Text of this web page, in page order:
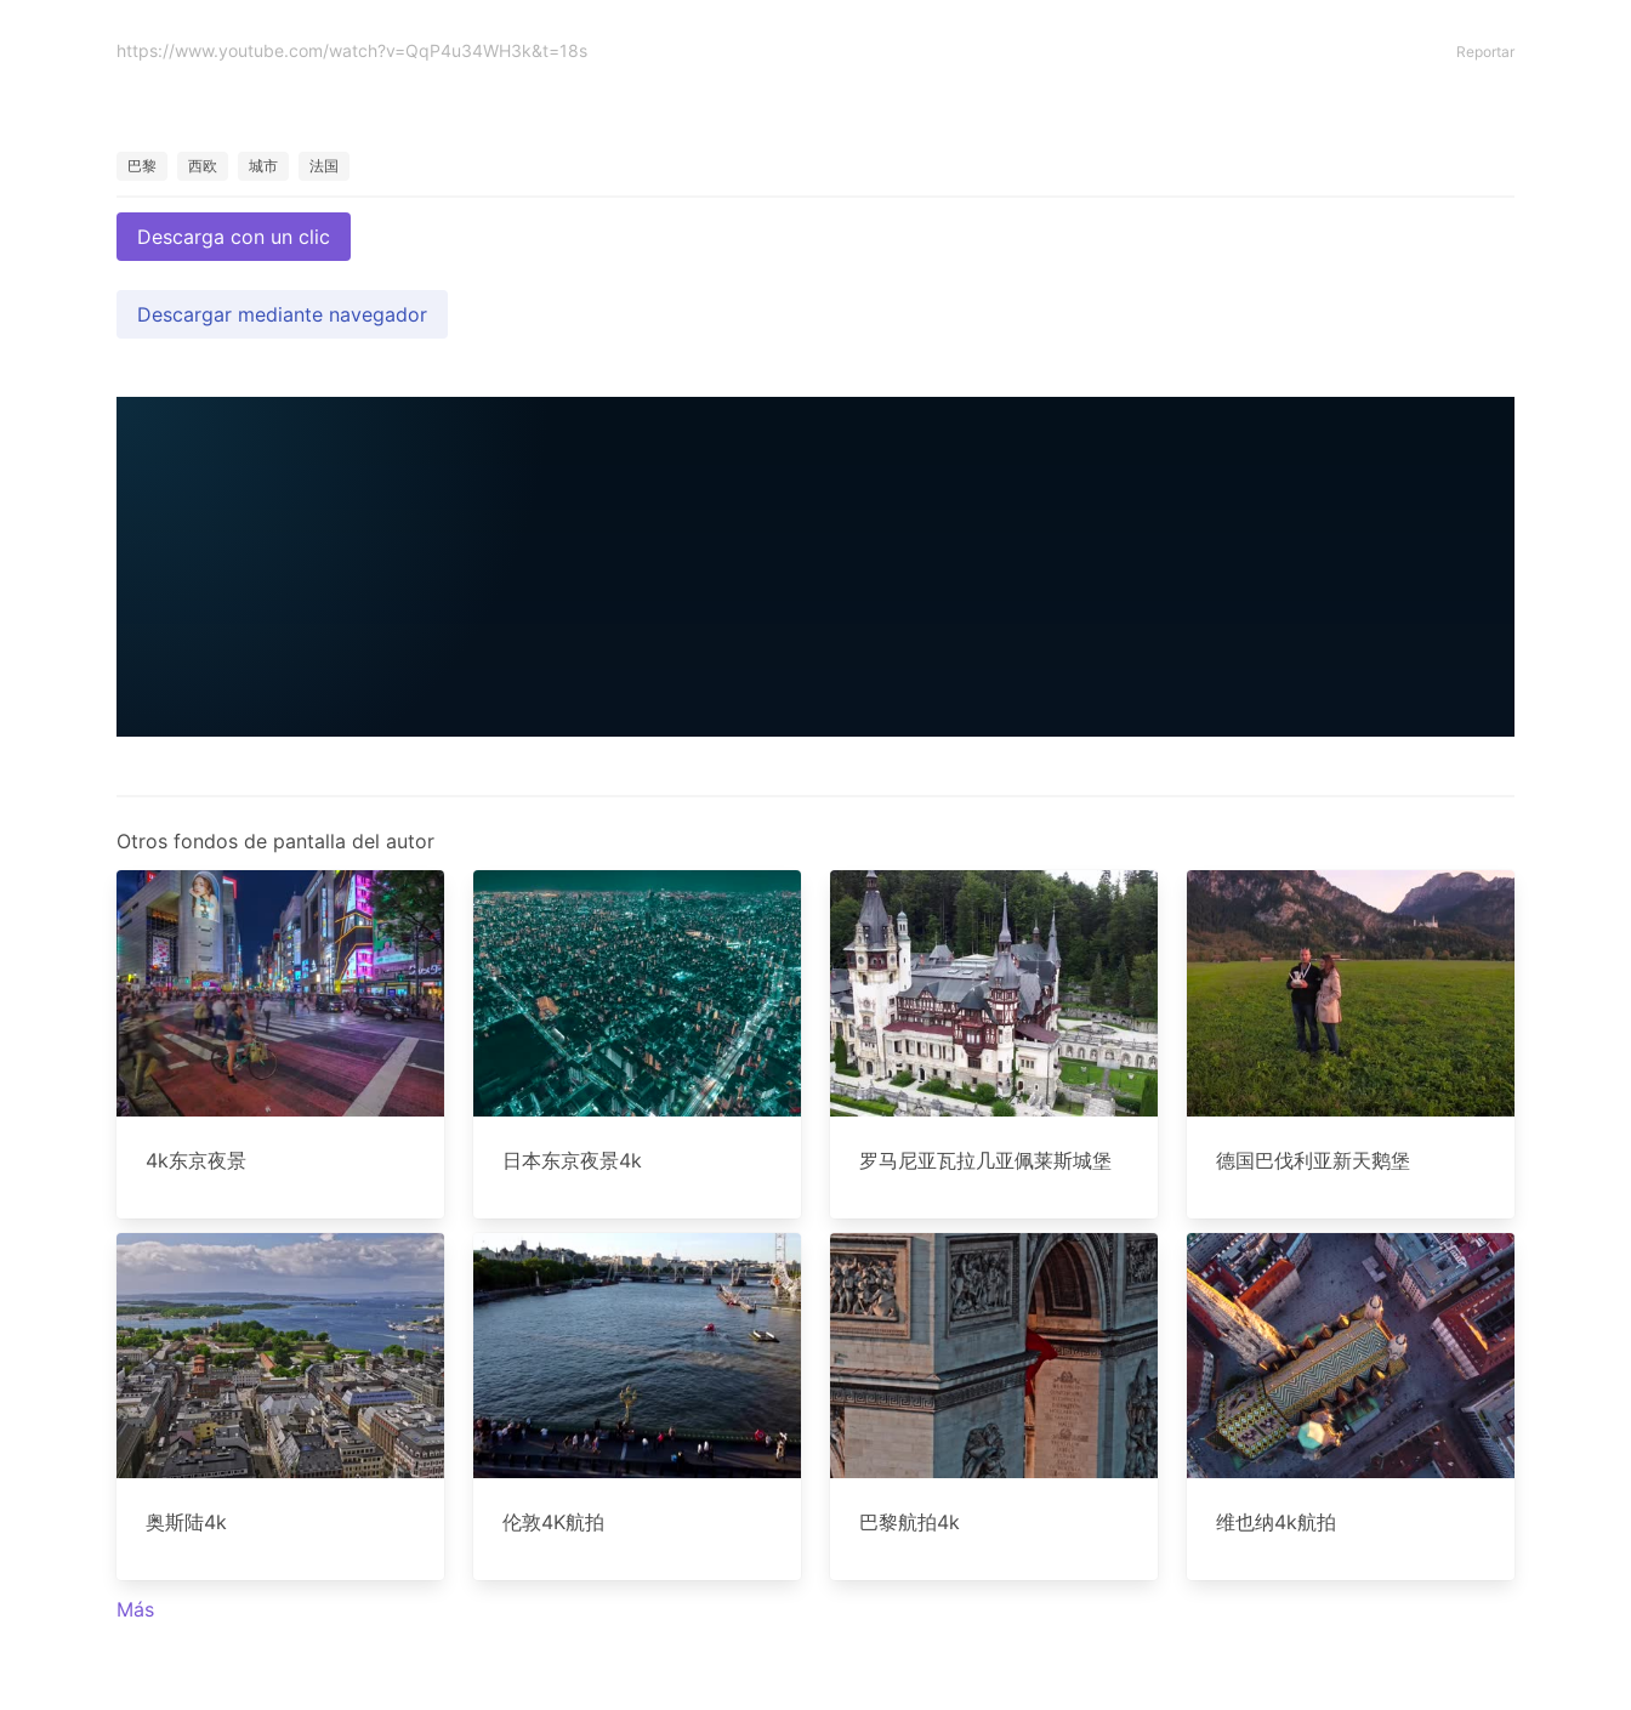
https://www.youtube.com/watch?v=QqP4u34WH3k&t=18s Reportar
巴黎 西欧 城市 法国
Descarga con un clic
Descargar mediante navegador
Otros fondos de pantalla del autor
4k东京夜景 日本东京夜景4k 罗马尼亚瓦拉几亚佩莱斯城堡 德国巴伐利亚新天鹅堡
奥斯陆4k 伦敦4K航拍 巴黎航拍4k 维也纳4k航拍
Más